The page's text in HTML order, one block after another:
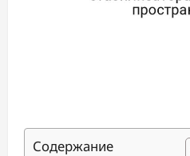
Содержание